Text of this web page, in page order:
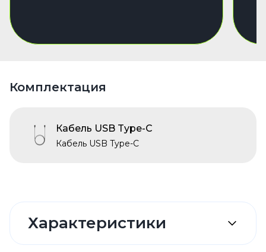
Комплектация
Кабель USB Type-C
Кабель USB Type-C
Характеристики